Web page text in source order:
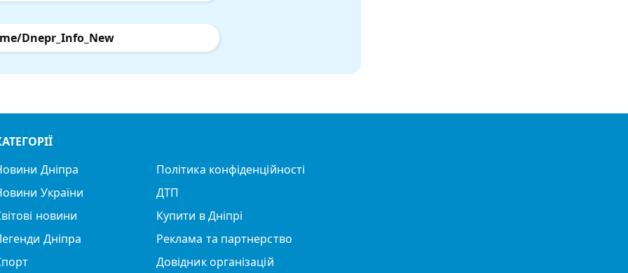
Dnepr_Info_New
Дніпра
України
новини
Дніпра
Політика конфіденційності
ДТП
Купити в Дніпрі
Реклама та партнерство
Довідник організацій